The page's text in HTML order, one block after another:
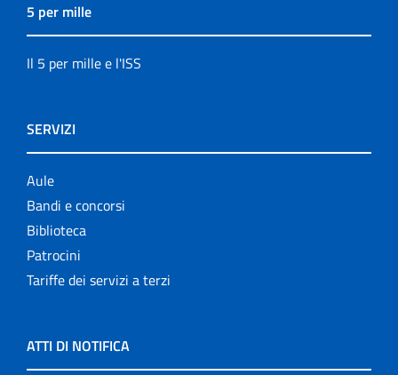
5 per mille
Il 5 per mille e l'ISS
SERVIZI
Aule
Bandi e concorsi
Biblioteca
Patrocini
Tariffe dei servizi a terzi
ATTI DI NOTIFICA